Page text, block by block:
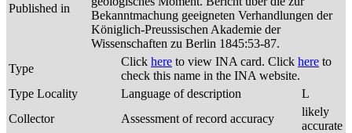
Published in
Bekanntmachung geeigneten Verhandlungen der
Königlich-Preussischen Akademie der
Wissenschaften zu Berlin 1845:53-87.
Type
Click here to view INA card. Click here to
check this name in the INA website.
Type Locality
Language of description
L
Collector
Assessment of record accuracy
likely
accurate